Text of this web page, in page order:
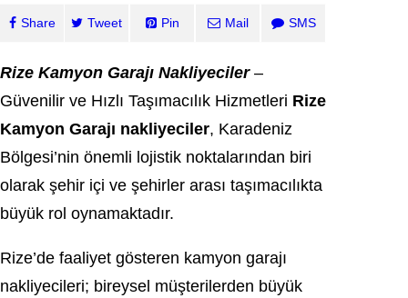
Share Tweet Pin Mail SMS
Rize Kamyon Garajı Nakliyeciler–
Güvenilir ve Hızlı Taşımacılık Hizmetleri Rize
Kamyon Garajı nakliyeciler, Karadeniz
Bölgesi’nin önemli lojistik noktalarından biri
olarak şehir içi ve şehirler arası taşımacılıkta
büyük rol oynamaktadır.
Rize’de faaliyet gösteren kamyon garajı
nakliyecileri; bireysel müşterilerden büyük